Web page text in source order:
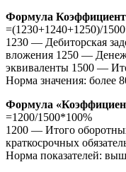
Формула Коэффициент
=(1230+1240+1250)/
1230 — Дебиторская
вложения 1250 —
эквиваленты 1500 —
Норма значения: более
Формула
=1200/1500*100%
1200 — Итого
краткосрочных
Норма показателей: